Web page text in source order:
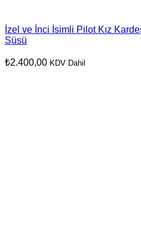
İzel ve İnci İsimli Pilot Kız
Süsü
₺2.400,00 KDV Dahil